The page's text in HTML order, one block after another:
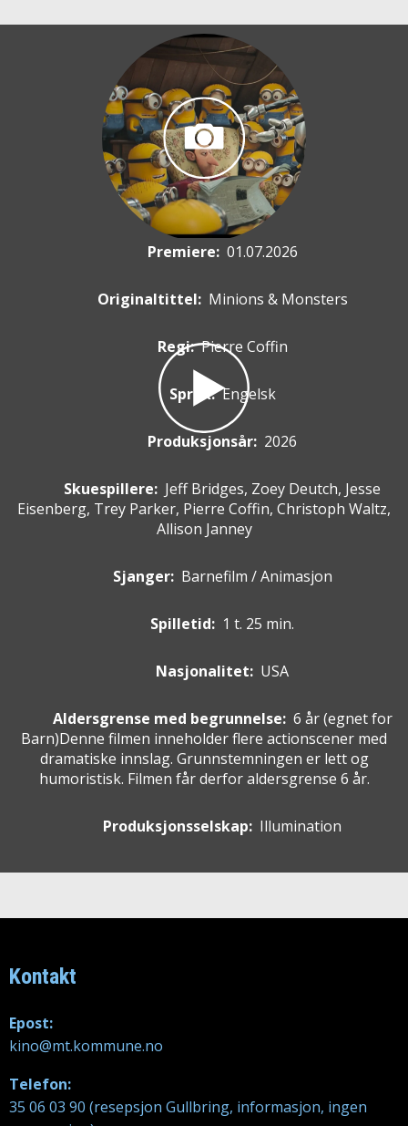
Premiere: 01.07.2026
Originaltittel: Minions & Monsters
Regi: Pierre Coffin
Språk: Engelsk
Produksjonsår: 2026
Skuespillere: Jeff Bridges, Zoey Deutch, Jesse
Eisenberg, Trey Parker, Pierre Coffin, Christoph Waltz,
Allison Janney
Sjanger: Barnefilm / Animasjon
Spilletid: 1 t. 25 min.
Nasjonalitet: USA
Aldersgrense med begrunnelse: 6 år (egnet for
Barn)Denne filmen inneholder flere actionscener med
dramatiske innslag. Grunnstemningen er lett og
humoristisk. Filmen får derfor aldersgrense 6 år.
Produksjonsselskap: Illumination
Kontakt
Epost:
kino@mt.kommune.no
Telefon:
35 06 03 90 (resepsjon Gullbring, informasjon, ingen